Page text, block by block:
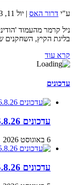
ע"י דרור האס | יול 11, 2023
ניל קרמר מהעמוד
בליגת הקיץ, השחקנים
קרא עוד
עדכונים
עדכונים 6.8.26
6 באוגוסט 2026
עדכונים 5.8.26